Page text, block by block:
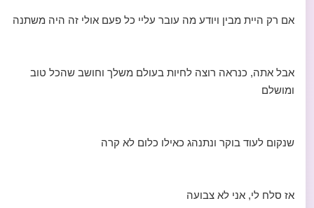
אם רק היית מבין ויודע מה עובר עליי כל פעם אולי זה היה משתנה
אבל אתה, כנראה רוצה לחיות בעולם משלך וחושב שהכל טוב
ומושלם
שנקום לעוד בוקר ונתנהג כאילו כלום לא קרה
אז סלח לי, אני לא צבועה